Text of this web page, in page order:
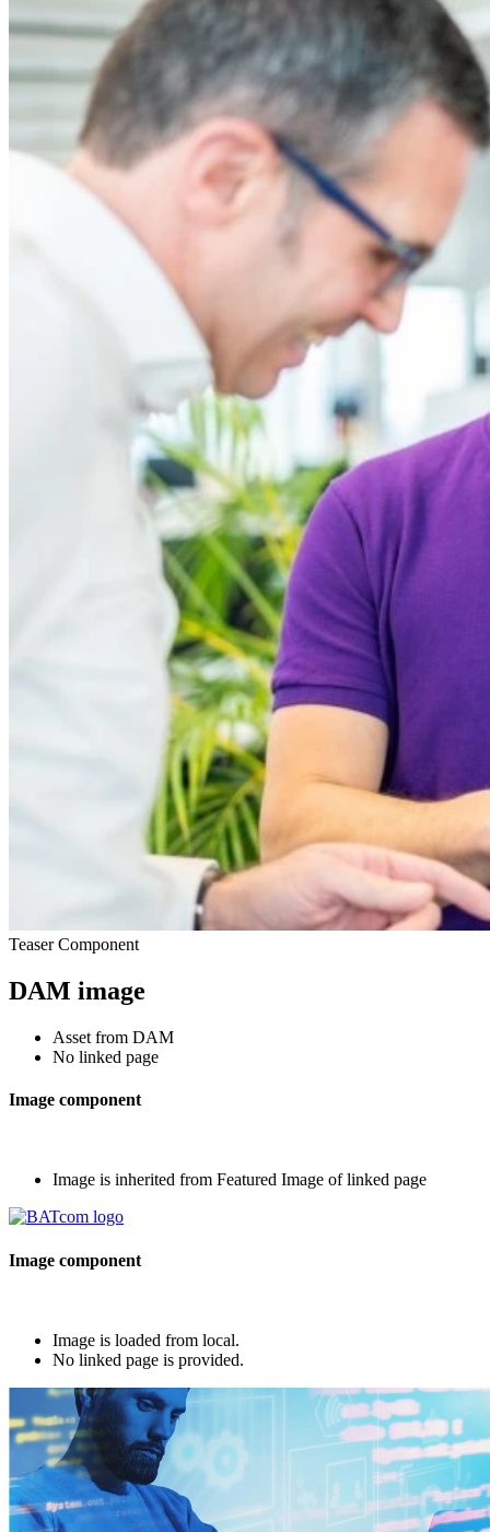
Teaser Component
DAM image
Asset from DAM
No linked page
Image component
Image is inherited from Featured Image of linked page
Image component
Image is loaded from local.
No linked page is provided.